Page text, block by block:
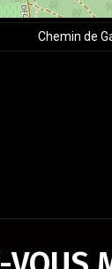
Chemin de